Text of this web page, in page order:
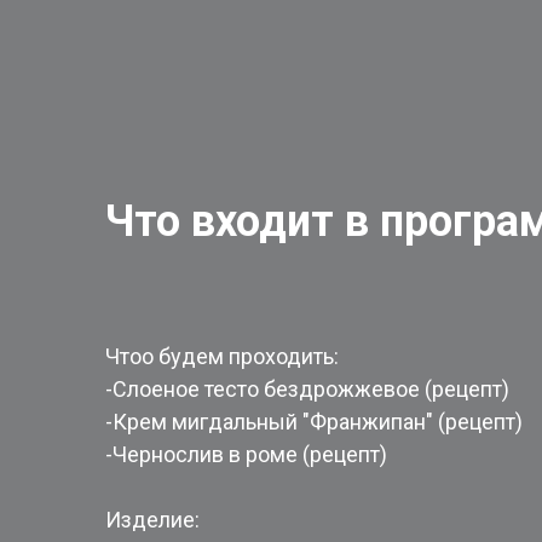
Что входит в
Чтоо будем проходить:
-Слоеное тесто бездрожжевое (рецепт)
-Крем мигдальный "Франжипан" (рецепт)
-Чернослив в роме (рецепт)
Изделие: